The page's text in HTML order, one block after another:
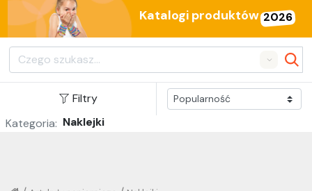
Katalogi produktów 2026
Search
Filtry
Kategoria: Naklejki